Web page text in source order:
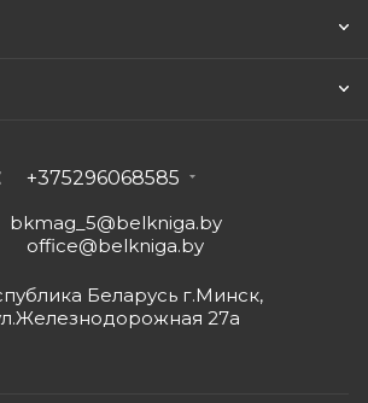
+375296068585
bkmag_5@belkniga.by
office@belkniga.by
Беларусь г.Минск,
27а